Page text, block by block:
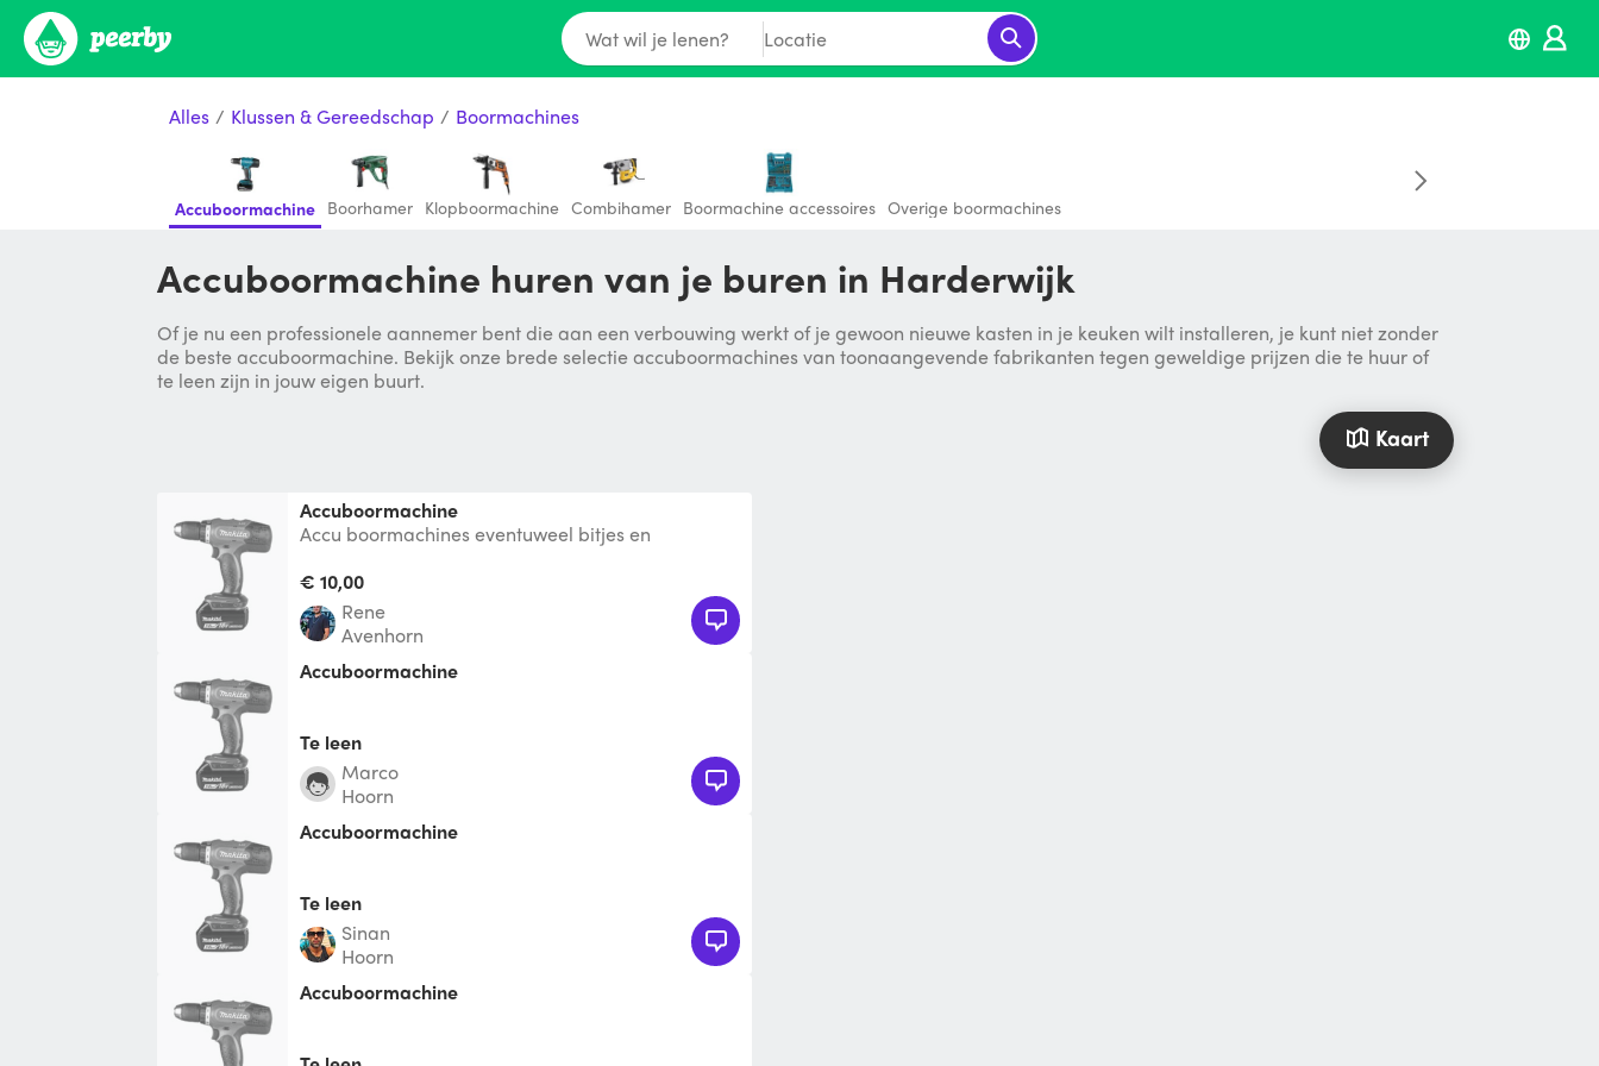
Wat wil je lenen? Locatie
Alles / Klussen & Gereedschap / Boormachines
Accuboormachine Boorhamer Klopboormachine Combihamer Boormachine accessoires Overige boormachines
Accuboormachine huren van je buren in Harderwijk
Of je nu een professionele aannemer bent die aan een verbouwing werkt of je gewoon nieuwe kasten in je keuken wilt installeren, je kunt niet zonder
de beste accuboormachine. Bekijk onze brede selectie accuboormachines van toonaangevende fabrikanten tegen geweldige prijzen die te huur of
te leen zijn in jouw eigen buurt.
Kaart
Accuboormachine
Accu boormachines eventuweel bitjes en
€ 10,00
Rene
Avenhorn
Accuboormachine
Te leen
Marco
Hoorn
Accuboormachine
Te leen
Sinan
Hoorn
Accuboormachine